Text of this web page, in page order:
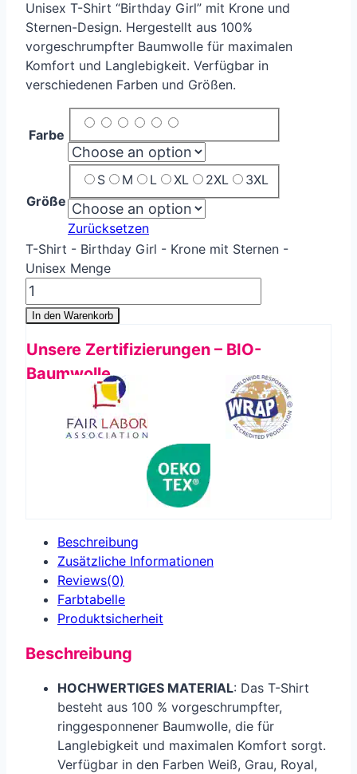
Unisex T-Shirt “Birthday Girl” mit Krone und
Sternen-Design. Hergestellt aus 100%
vorgeschrumpfter Baumwolle für maximalen
Komfort und Langlebigkeit. Verfügbar in
verschiedenen Farben und Größen.
Farbe
Größe
S M L XL 2XL 3XL
Zurücksetzen
T-Shirt - Birthday Girl - Krone mit Sternen -
Unisex Menge
In den Warenkorb
Unsere Zertifizierungen – BIO-
Baumwolle
Beschreibung
Zusätzliche Informationen
Reviews(0)
Farbtabelle
Produkt­sicherheit
Beschreibung
HOCHWERTIGES MATERIAL: Das T-Shirt
besteht aus 100 % vorgeschrumpfter,
ringgesponnener Baumwolle, die für
Langlebigkeit und maximalen Komfort sorgt.
Verfügbar in den Farben Weiß, Grau, Royal,